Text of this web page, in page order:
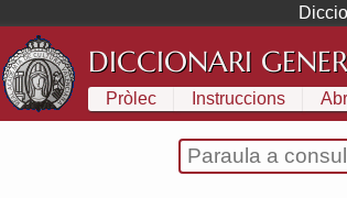
DICCIONARI
Pròlec Instruccions